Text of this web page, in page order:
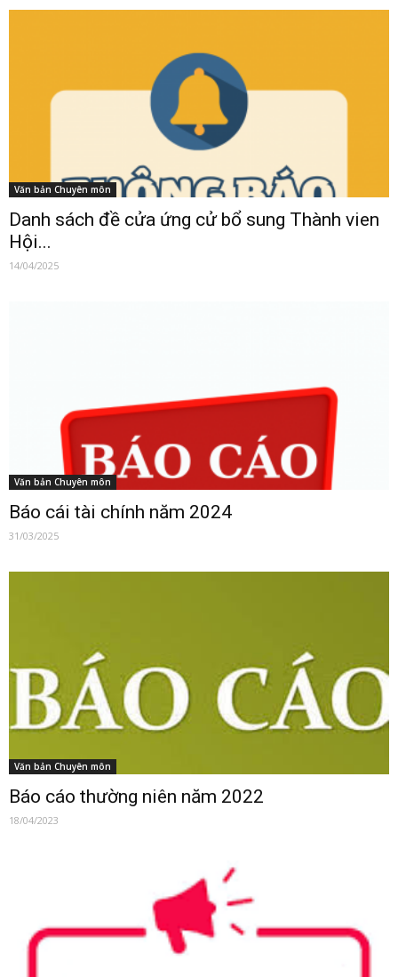
Văn bản Chuyên môn
Danh sách đề cửa ứng cử bổ sung Thành vien
Hội...
14/04/2025
Văn bản Chuyên môn
Báo cái tài chính năm 2024
31/03/2025
Văn bản Chuyên môn
Báo cáo thường niên năm 2022
18/04/2023